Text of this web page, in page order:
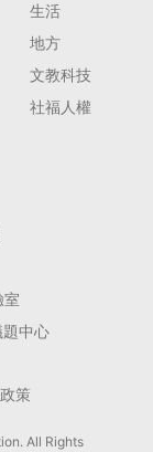
生活
地方
文教科技
社福人權
室
中心
策
All Rights